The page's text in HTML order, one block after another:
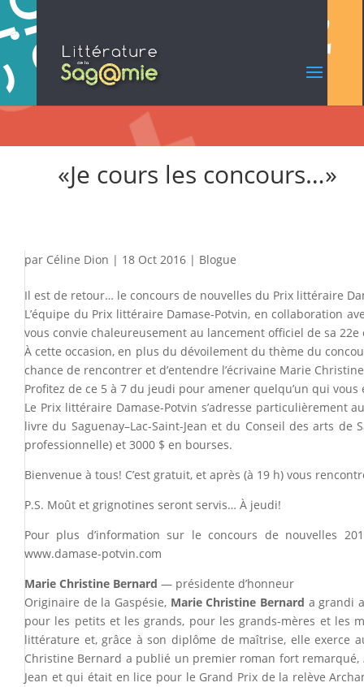
«Je cours les concours…»
par Céline Dion | 18 Oct 2016 | Blogue
Il est de retour… le concours de nouvelles du Prix littéraire
L’équipe du Prix littéraire Damase-Potvin, en collaboration
vous convie chaleureusement au lancement officiel de sa
À cette occasion, en plus du dévoilement du thème du
chance de rencontrer et d’entendre l’écrivaine Marie
Profitez de ce 5 à 7 du jeudi pour amener quelqu’un qui
Le Prix littéraire Damase-Potvin s’adresse particulièrement
livre du Saguenay–Lac-Saint-Jean et du Conseil des arts
professionnelle) et 3000 $ en bourses.
Bienvenue à tous! C’est gratuit, et après (à 19 h) vous
P.S. Moût et grignotines seront servis… À jeudi!
Pour plus d’information sur le concours de nouvelles
www.damase-potvin.com
Marie Christine Bernard — présidente d’honneur
Originaire de la Gaspésie, Marie Christine Bernard a grandi
pour les petits et les grands, pour les grands-mères et les
littérature et, grâce à son diplôme de maîtrise, elle exerce
Christine Bernard a publié un premier roman fort remarqué,
Jean et qui était en lice pour le Grand Prix de la relève